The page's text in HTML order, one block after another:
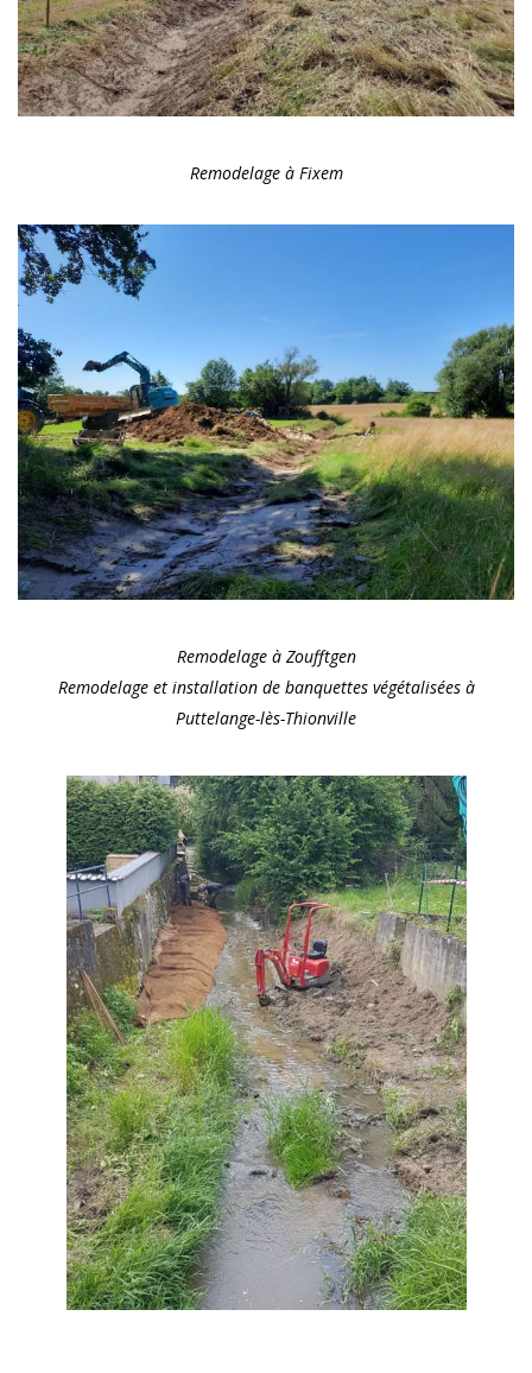
Remodelage à Fixem
Remodelage à Zoufftgen
Remodelage et installation de banquettes végétalisées à
Puttelange-lès-Thionville